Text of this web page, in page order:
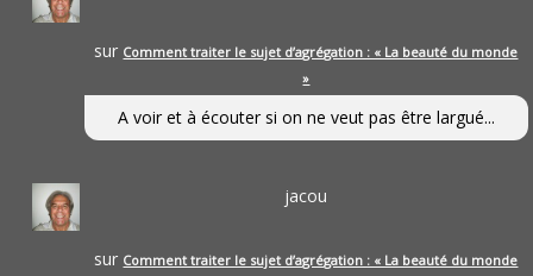
sur Comment traiter le sujet d’agrégation : « La beauté du monde
»
A voir et à écouter si on ne veut pas être largué...
jacou
sur Comment traiter le sujet d’agrégation : « La beauté du monde